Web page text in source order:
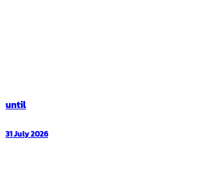
until
31 July 2026